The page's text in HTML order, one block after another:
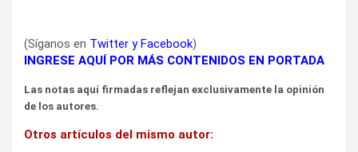
(Síganos en Twitter yFacebook)
INGRESE AQUÍ POR MÁS CONTENIDOS EN PORTADA
Las notas aquí firmadas reflejan exclusivamente la opinión
de los autores.
Otros artículos del mismo autor: